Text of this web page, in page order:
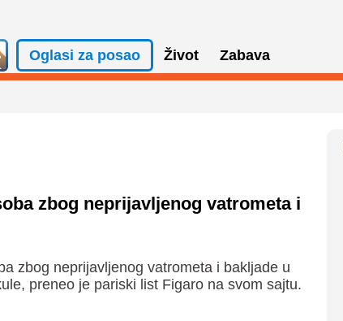
Oglasi za posao Život Zabava
zbog neprijavljenog vatrometa i
zbog neprijavljenog vatrometa i bakljade u
preneo je pariski list Figaro na svom sajtu.